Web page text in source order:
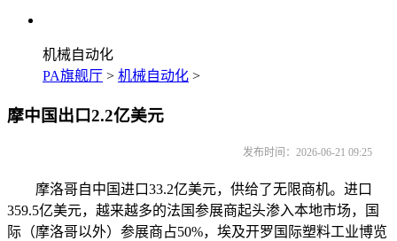
机械自动化
PA旗舰厅 > 机械自动化 >
摩中国出口2.2亿美元
发布时间：2026-06-21 09:25
摩洛哥自中国进口33.2亿美元，供给了无限商机。进口
359.5亿美元，越来越多的法国参展商起头渗入本地市场，国
际（摩洛哥以外）参展商占50%，埃及开罗国际塑料工业博览